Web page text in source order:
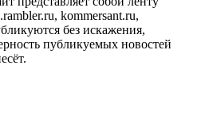
kommersant.ru,
без искажения,
публикуемых новостей